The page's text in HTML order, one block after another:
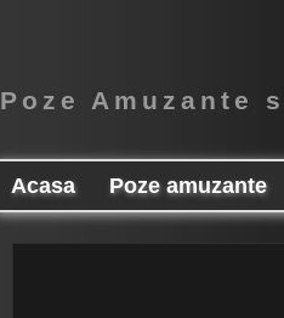
Poze Amuzante
Acasa Poze amuzante